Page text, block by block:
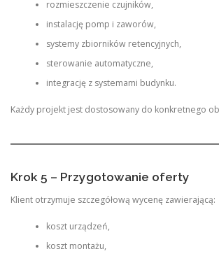
rozmieszczenie czujników,
instalację pomp i zaworów,
systemy zbiorników retencyjnych,
sterowanie automatyczne,
integrację z systemami budynku.
Każdy projekt jest dostosowany do konkretnego
Krok 5 – Przygotowanie oferty
Klient otrzymuje szczegółową wycenę zawierającą:
koszt urządzeń,
koszt montażu,